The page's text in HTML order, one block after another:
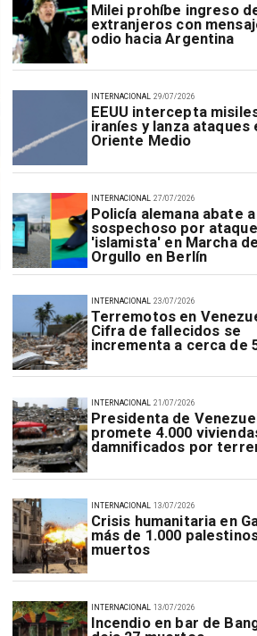
Milei prohíbe ingreso
extranjeros con
odio hacia Argentina
29/07/2026
EEUU intercepta
iraníes y lanza ataques
Oriente Medio
INTERNACIONAL
27/07/2026
Policía alemana abate a
sospechoso por ataque
'islamista' en Marcha del
Orgullo en Berlín
INTERNACIONAL
23/07/2026
Terremotos en
Cifra de fallecidos se
incrementa a cerca de
INTERNACIONAL
21/07/2026
Presidenta de
promete 4.000
damnificados por
INTERNACIONAL
13/07/2026
Crisis humanitaria en
más de 1.000
muertos
INTERNACIONAL
13/07/2026
Incendio en bar de
INTERNACIONAL